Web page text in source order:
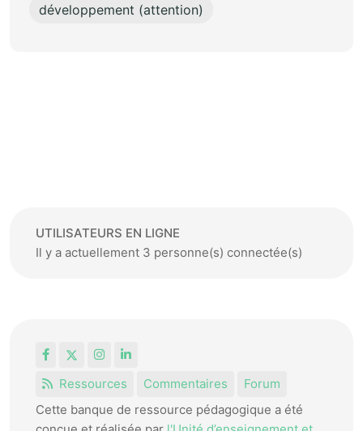
développement (attention)
UTILISATEURS EN LIGNE
Il y a actuellement 3 personne(s) connectée(s)
FacebookInstagram
LinkedIn
Ressources
Commentaires
Forum
Cette banque de ressource pédagogique a été